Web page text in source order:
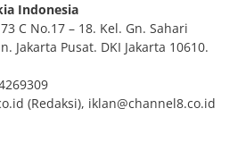
Indonesia
C No.17 – 18. Kel. Gn. Sahari
Jakarta Pusat. DKI Jakarta 10610.
(Redaksi), iklan@channel8.co.id